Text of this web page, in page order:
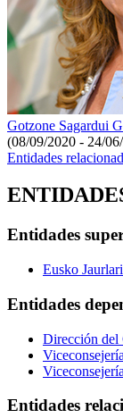
Gotzone Sagardui
(08/09/2020 - 24/
Entidades
Entidades
Eusko
Entidades
Dirección del
Entidades